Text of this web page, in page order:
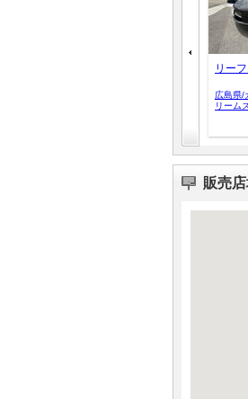
リーフ
広島県
リーム
販売